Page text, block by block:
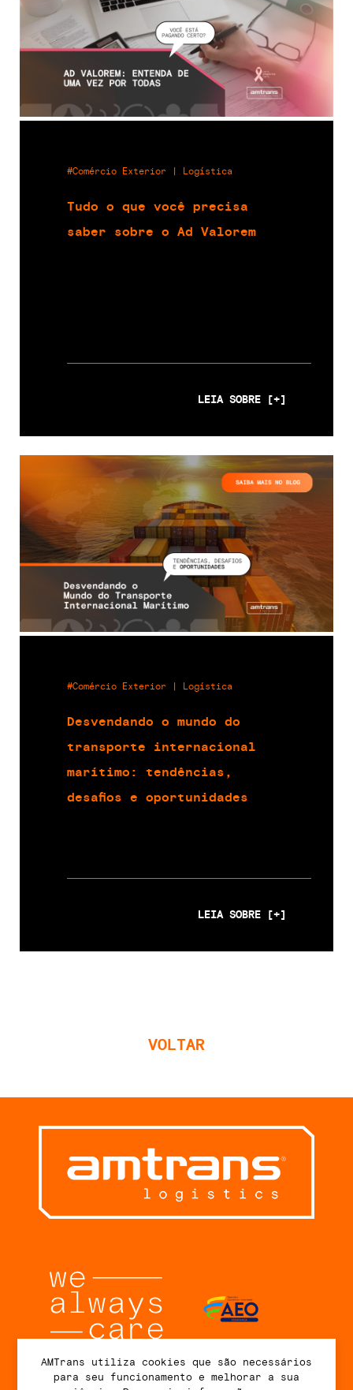
#Comércio Exterior | Logística
Tudo o que você precisa
saber sobre o Ad Valorem
LEIA SOBRE [+]
#Comércio Exterior | Logística
Desvendando o mundo do
transporte internacional
marítimo: tendências,
desafios e oportunidades
LEIA SOBRE [+]
VOLTAR
Conecte-se
AMTrans utiliza cookies que são necessários
para seu funcionamento e melhorar a sua